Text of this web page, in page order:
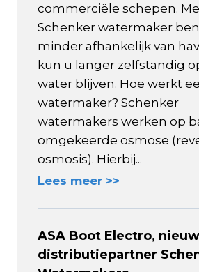
commerciële schepen.
Schenker watermaker
minder afhankelijk van
kun u langer zelfstandig
water blijven. Hoe werkt
watermaker? Schenker
watermakers werken op
omgekeerde osmose
osmosis). Hierbij...
Lees meer >>
ASA Boot Electro,
distributiepartner